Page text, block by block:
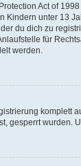
Act of
Kindern unter 13
du dich zu
für
werden.
komplett
gesperrt wurden.